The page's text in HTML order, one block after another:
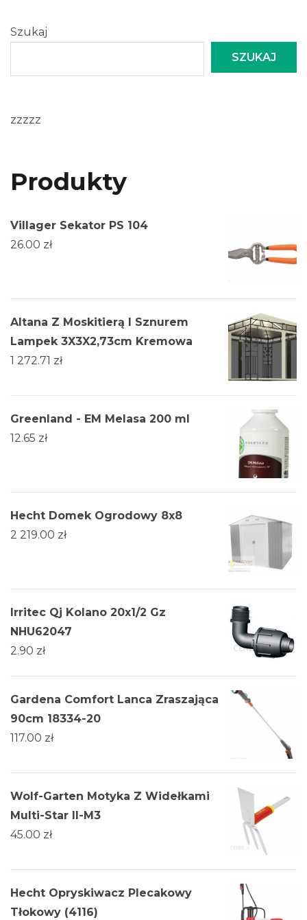
Szukaj
SZUKAJ
zzzzz
Produkty
Villager Sekator PS 104
26.00 zł
Altana Z Moskitierą I Sznurem
Lampek 3X3X2,73cm Kremowa
1 272.71 zł
Greenland - EM Melasa 200 ml
12.65 zł
Hecht Domek Ogrodowy 8x8
2 219.00 zł
Irritec Qj Kolano 20x1/2 Gz
NHU62047
2.90 zł
Gardena Comfort Lanca Zraszająca
90cm 18334-20
117.00 zł
Wolf-Garten Motyka Z Widełkami
Multi-Star Il-M3
45.00 zł
Hecht Opryskiwacz Plecakowy
Tłokowy (4116)